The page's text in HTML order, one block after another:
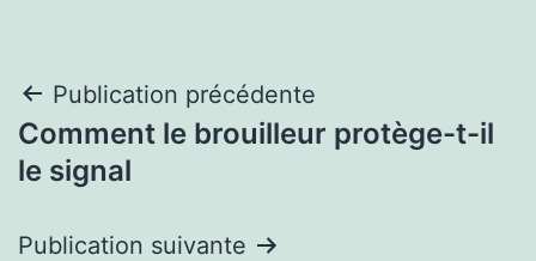
Navigation
de
Publication précédente
Comment le brouilleur protège-t-il
le signal
Publication suivante